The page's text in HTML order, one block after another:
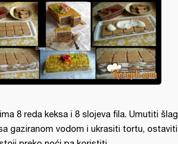
8 reda keksa i 8 slojeva fila. Umutiti šlag
gaziranom vodom i ukrasiti tortu, ostaviti